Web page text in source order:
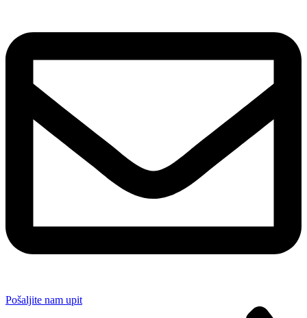
Pošaljite nam upit